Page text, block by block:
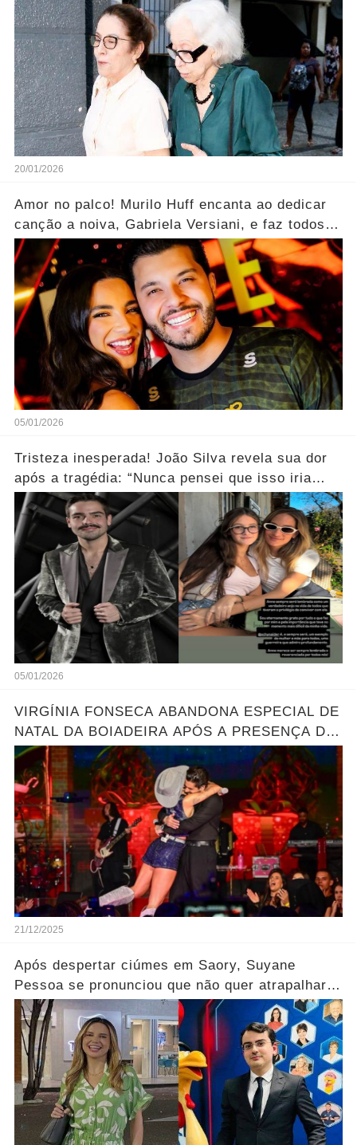
20/01/2026
Amor no palco! Murilo Huff encanta ao dedicar
canção a noiva, Gabriela Versiani, e faz todos
aplaudirem.... Ver mais
05/01/2026
Tristeza inesperada! João Silva revela sua dor
após a tragédia: “Nunca pensei que isso iria
acontecer... Ver mais
05/01/2026
VIRGÍNIA FONSECA ABANDONA ESPECIAL DE
NATAL DA BOIADEIRA APÓS A PRESENÇA DE
ZÉ FELIPE
21/12/2025
Após despertar ciúmes em Saory, Suyane
Pessoa se pronunciou que não quer atrapalhar a
relação dos dois.... Ver mais